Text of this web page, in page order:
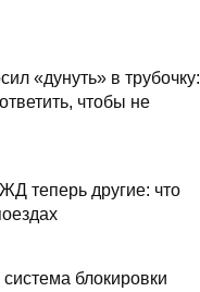
«дунуть» в трубочку:
чтобы не
теперь другие: что
блокировки